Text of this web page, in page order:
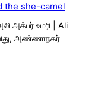
the she-camel
அக்பர் உமரி | Ali
அண்ணாநகர்